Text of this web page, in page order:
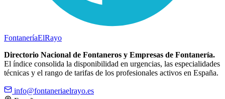
FontaneríaElRayo
Directorio Nacional de Fontaneros y Empresas de Fontanería.
El índice consolida la disponibilidad en urgencias, las especialidades
técnicas y el rango de tarifas de los profesionales activos en España.
info@fontaneriaelrayo.es